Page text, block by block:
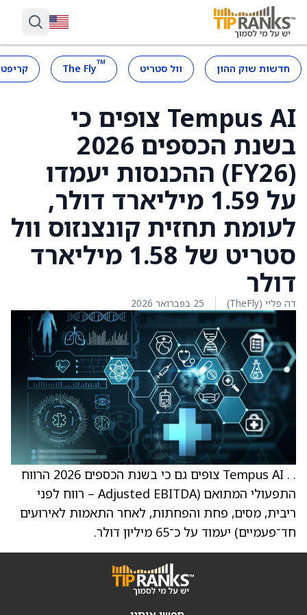
חדשות שוק ההון וול סטריט ™
The Fly
Tempus AI צופים כי
בשנת הכספים 2026
(FY26) ההכנסות יעמדו
על 1.59 מיליארד דולר,
לעומת תחזית קונצנזוס וול
סטריט של 1.58 מיליארד
דולר
דה פליי (TheFly) 25 בפברואר 2026
. . Tempus AI צופים גם כי בשנת הכספים 2026 הרווח
התפעולי המתואם (Adjusted EBITDA – רווח לפני
ריבית, מסים, פחת והפחתות, לאחר התאמות לאירועים
חד־פעמיים) יעמוד על כ־65 מיליון דולר.